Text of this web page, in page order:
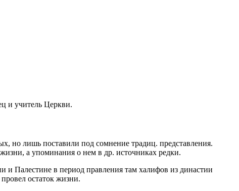
и учитель Церкви.
но лишь поставили под сомнение традиц. представления.
а упоминания о нем в др. источниках редки.
Палестине в период правления там халифов из династии
остаток жизни.